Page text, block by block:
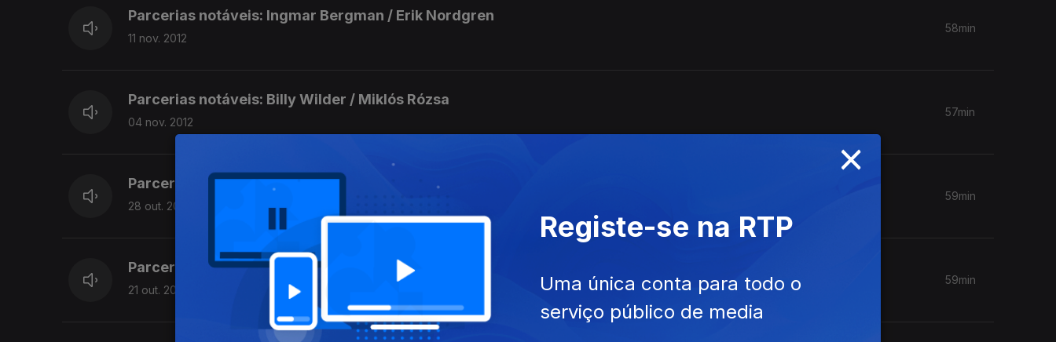
Parcerias notáveis: Ingmar Bergman / Erik Nordgren
11 nov. 2012
58min
Parcerias notáveis: Billy Wilder / Miklós Rózsa
04 nov. 2012
57min
Parcerias notáveis: Kenneth Branagh / Patrick Doyle
28 out. 2012
59min
Parcerias notáveis: David Cronenberg / Howard Shore
21 out. 2012
59min
×
Registe-se na RTP
Uma única conta para todo o
serviço público de media